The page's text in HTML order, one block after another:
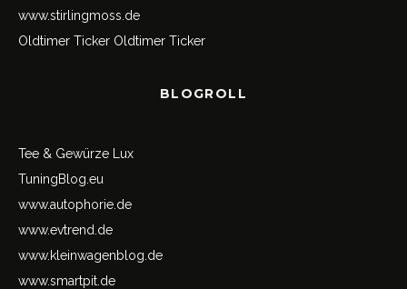
www.stirlingmoss.de
Oldtimer Ticker Oldtimer Ticker
BLOGROLL
Tee & Gewürze Lux
TuningBlog.eu
www.autophorie.de
www.evtrend.de
www.kleinwagenblog.de
www.smartpit.de